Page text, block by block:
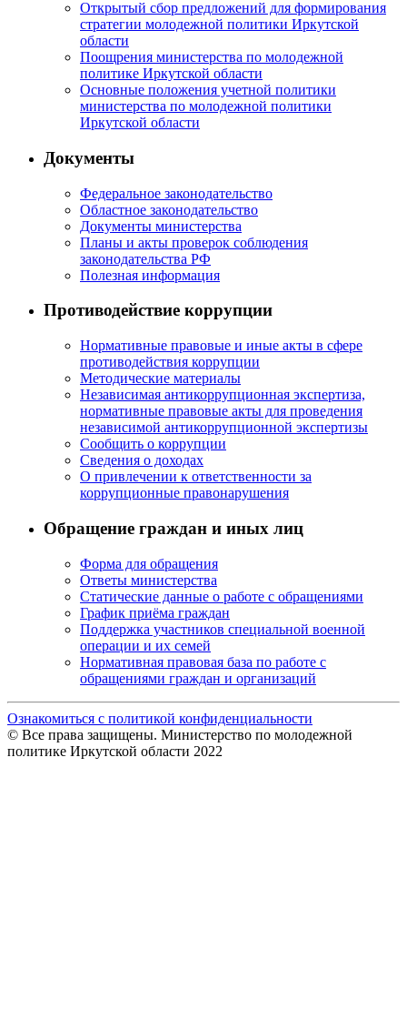
Открытый сбор предложений для формирования
стратегии молодежной политики Иркутской
области
Поощрения министерства по молодежной
политике Иркутской области
Основные положения учетной политики
министерства по молодежной политики
Иркутской области
Документы
Федеральное законодательство
Областное законодательство
Документы министерства
Планы и акты проверок соблюдения
законодательства РФ
Полезная информация
Противодействие коррупции
Нормативные правовые и иные акты в сфере
противодействия коррупции
Методические материалы
Независимая антикоррупционная экспертиза,
нормативные правовые акты для проведения
независимой антикоррупционной экспертизы
Сообщить о коррупции
Сведения о доходах
О привлечении к ответственности за
коррупционные правонарушения
Обращение граждан и иных лиц
Форма для обращения
Ответы министерства
Статические данные о работе с обращениями
График приёма граждан
Поддержка участников специальной военной
операции и их семей
Нормативная правовая база по работе с
обращениями граждан и организаций
Ознакомиться с политикой конфиденциальности
© Все права защищены. Министерство по молодежной
политике Иркутской области 2022